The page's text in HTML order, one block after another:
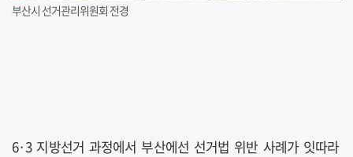
부산시 선거관리위원회 전경
6·3 지방선거 과정에서 부산에선 선거법 위반 사례가 잇따라